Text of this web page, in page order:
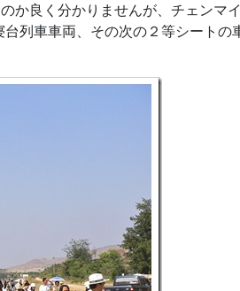
か良く分かりませんが、チェンマ
列車車両、その次の２等シートの